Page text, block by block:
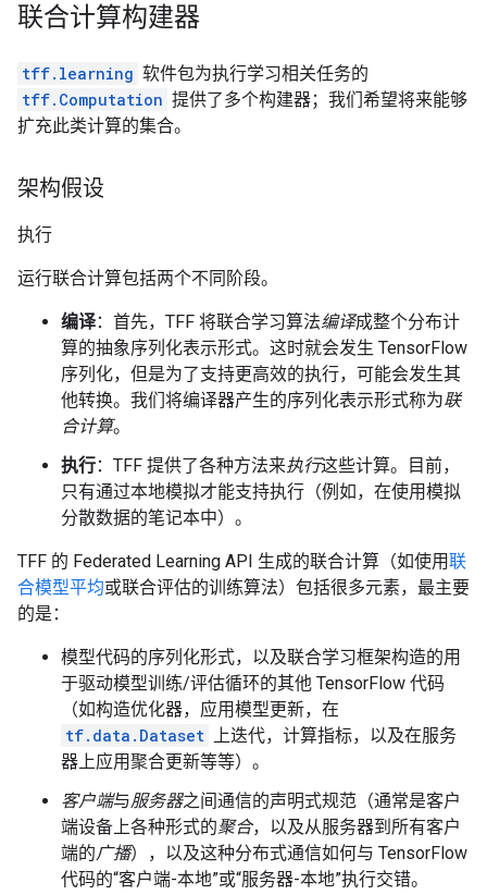
联合计算构建器
tff.learning 软件包为执行学习相关任务的
tff.Computation 提供了多个构建器；我们希望将来能够
扩充此类计算的集合。
架构假设
执行
运行联合计算包括两个不同阶段。
编译：首先，TFF 将联合学习算法编译成整个分布计
算的抽象序列化表示形式。这时就会发生 TensorFlow
序列化，但是为了支持更高效的执行，可能会发生其
他转换。我们将编译器产生的序列化表示形式称为联
合计算。
执行：TFF 提供了各种方法来执行这些计算。目前，
只有通过本地模拟才能支持执行（例如，在使用模拟
分散数据的笔记本中）。
TFF 的 Federated Learning API 生成的联合计算（如使用联
合模型平均或联合评估的训练算法）包括很多元素，最主要
的是：
模型代码的序列化形式，以及联合学习框架构造的用
于驱动模型训练/评估循环的其他 TensorFlow 代码
（如构造优化器，应用模型更新，在
tf.data.Dataset 上迭代，计算指标，以及在服务
器上应用聚合更新等等）。
客户端与服务器之间通信的声明式规范（通常是客户
端设备上各种形式的聚合，以及从服务器到所有客户
端的广播），以及这种分布式通信如何与 TensorFlow
代码的“客户端-本地”或“服务器-本地”执行交错。